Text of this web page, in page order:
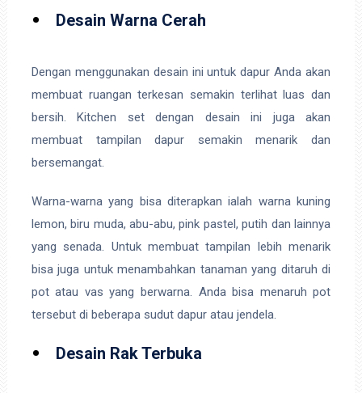
Desain Warna Cerah
Dengan menggunakan desain ini untuk dapur Anda akan
membuat ruangan terkesan semakin terlihat luas dan
bersih. Kitchen set dengan desain ini juga akan
membuat tampilan dapur semakin menarik dan
bersemangat.
Warna-warna yang bisa diterapkan ialah warna kuning
lemon, biru muda, abu-abu, pink pastel, putih dan lainnya
yang senada. Untuk membuat tampilan lebih menarik
bisa juga untuk menambahkan tanaman yang ditaruh di
pot atau vas yang berwarna. Anda bisa menaruh pot
tersebut di beberapa sudut dapur atau jendela.
Desain Rak Terbuka